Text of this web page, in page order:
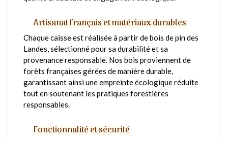
Artisanat français et matériaux durables
Chaque caisse est réalisée à partir de bois de pin des
Landes, sélectionné pour sa durabilité et sa
provenance responsable. Nos bois proviennent de
forêts françaises gérées de manière durable,
garantissant ainsi une empreinte écologique réduite
tout en soutenant les pratiques forestières
responsables.
Fonctionnalité et sécurité